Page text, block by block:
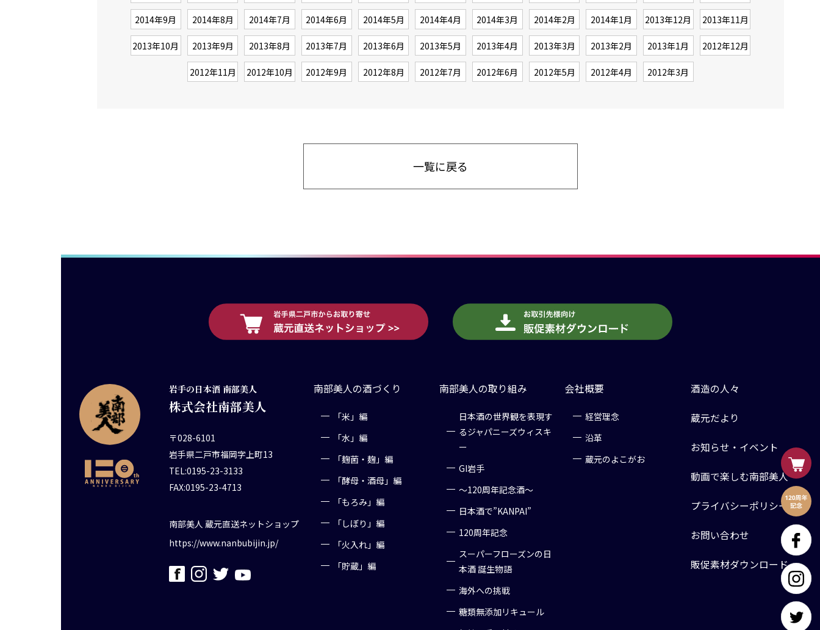
2014年9月 2014年8月 2014年7月 2014年6月 2014年5月 2014年4月 2014年3月 2014年2月 2014年1月 2013年12月 2013年11月
2013年10月 2013年9月 2013年8月 2013年7月 2013年6月 2013年5月 2013年4月 2013年3月 2013年2月 2013年1月 2012年12月
2012年11月 2012年10月 2012年9月 2012年8月 2012年7月 2012年6月 2012年5月 2012年4月 2012年3月
一覧に戻る
岩手の日本酒 南部美人
株式会社南部美人
〒028-6101
岩手県二戸市福岡字上町13
TEL:0195-23-3133
FAX:0195-23-4713
南部美人 蔵元直送ネットショップ
https://www.nanbubijin.jp/
南部美人の酒づくり
「米」編
「水」編
「麹菌・麹」編
「酵母・酒母」編
「もろみ」編
「しぼり」編
「火入れ」編
「貯蔵」編
南部美人の取り組み
日本酒の世界観を表現す
るジャパニーズウィスキ
ー
GI岩手
～120周年記念酒～
日本酒で”KANPAI”
120周年記念
スーパーフローズンの日
本酒 誕生物語
海外への挑戦
糖類無添加リキュール
会社概要
経営理念
沿革
蔵元のよこがお
酒造の人々
蔵元だより
お知らせ・イベント
動画で楽しむ南部美人
プライバシーポリシー
お問い合わせ
販促素材ダウンロード